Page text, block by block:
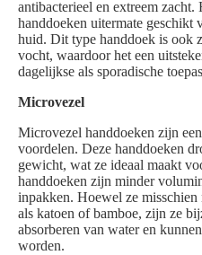
antibacterieel en extreem
handdoeken uitermate geschikt
huid. Dit type handdoek is ook
vocht, waardoor het een
dagelijkse als sporadische
Microvezel
Microvezel handdoeken zijn
voordelen. Deze handdoeken
gewicht, wat ze ideaal maakt
handdoeken zijn minder
inpakken. Hoewel ze misschien
als katoen of bamboe, zijn ze
absorberen van water en
worden.